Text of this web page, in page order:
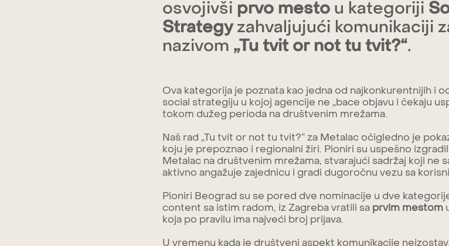
osvojivši prvo mesto u kategoriji
Strategyzahvaljujući komunikaciji
nazivom „Tu tvit or not tu tvit?“.
Ova kategorija je poznata kao jedna od najkonkurentnijih i
social strategiju u kojoj agencije ne „bace objavu i čekaju
tokom dužeg perioda na društvenim mrežama.
Naš rad „Tu tvit or not tu tvit?“ za Metalac očigledno je
koju je prepoznao i regionalni žiri. Pioniri su uspešno
Metalac na društvenim mrežama, stvarajući sadržaj koji ne
aktivno angažuje zajednicu i gradi dugoročnu vezu sa
Pioniri Beograd su se pored dve nominacije u dve
content sa istim radom, iz Zagreba vratili sa prvim mestom
koja po pravilu ima najveći broj prijava.
U vremenu kada je društveni aspekt komunikacije